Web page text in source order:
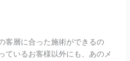
客層に合った施術ができるの
ているお客様以外にも、あのメ